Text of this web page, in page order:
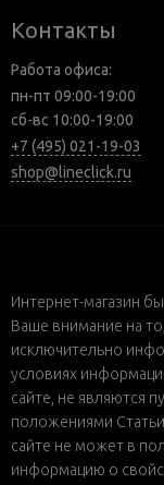
Контакты
Работа офиса:
пн-пт 09:00-19:00
сб-вс 10:00-19:00
+7 (495) 021-19-03
shop@lineclick.ru
Интернет-магазин
Ваше внимание на
исключительно
условиях
сайте, не являются
положениями
сайте не может в
информацию о